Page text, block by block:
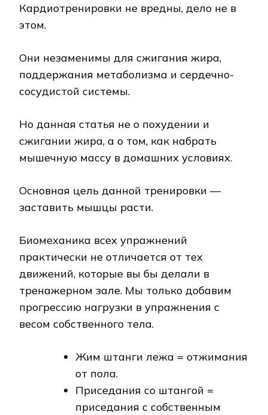
Кардиотренировки не вредны, дело не в
этом.
Они незаменимы для сжигания жира,
поддержания метаболизма и сердечно-
сосудистой системы.
Но данная статья не о похудении и
сжигании жира, а о том, как набрать
мышечную массу в домашних условиях.
Основная цель данной тренировки —
заставить мышцы расти.
Биомеханика всех упражнений
практически не отличается от тех
движений, которые вы бы делали в
тренажерном зале. Мы только добавим
прогрессию нагрузки в упражнения с
весом собственного тела.
Жим штанги лежа = отжимания
от пола.
Приседания со штангой =
приседания с собственным